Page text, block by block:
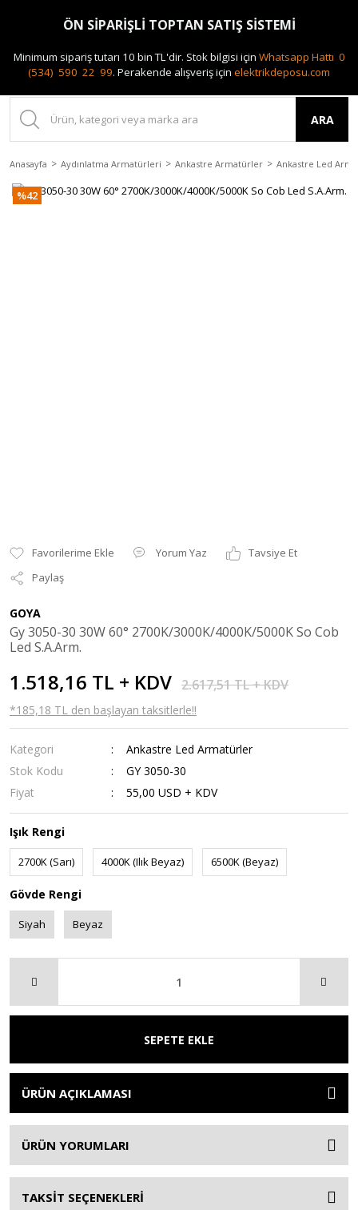
0(212) 240 87 88
ARA
Anasayfa Aydınlatma Armatürleri Ankastre Armatürler Ankastre Led
%42
Yorum Yaz
Tavsiye Et
Paylaş
GOYA
Gy 3050-30 30W 60° 2700K/3000K/4000K/5000K So Cob
Led S.A.Arm.
1.518,16 TL + KDV 2.617,51 TL + KDV
*185,18 TL den başlayan taksitlerle!!
Kategori
Ankastre Led Armatürler
Stok Kodu
GY 3050-30
Fiyat
55,00 USD + KDV
Işık Rengi
2700K (Sarı) 4000K (Ilık Beyaz) 6500K (Beyaz)
Gövde Rengi
Siyah Beyaz
SEPETE EKLE
ÜRÜN AÇIKLAMASI
ÜRÜN YORUMLARI
TAKSİT SEÇENEKLERİ
ÖN SİPARİŞLİ TOPTAN SATIŞ SİSTEMİ
Minimum sipariş tutarı 10 bin TL'dir. Stok bilgisi için Whatsapp Hattı 0
(534) 590 22 99. Perakende alışveriş için elektrikdeposu.com